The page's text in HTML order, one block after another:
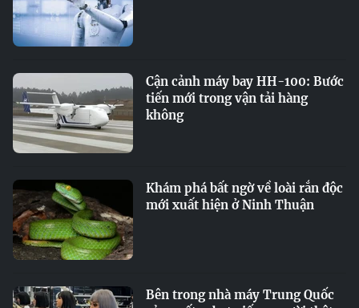
Cận cảnh máy bay HH-100: Bước
tiến mới trong vận tải hàng
không
Khám phá bất ngờ về loài rắn độc
mới xuất hiện ở Ninh Thuận
Bên trong nhà máy Trung Quốc